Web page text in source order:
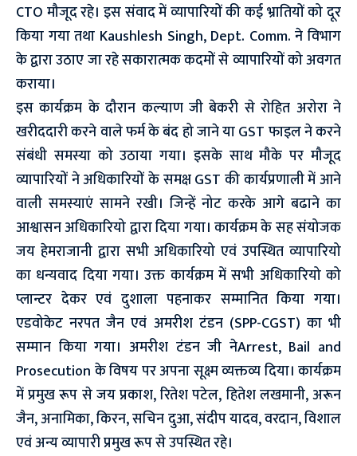
CTO मौजूद रहे। इस संवाद में व्यापारियों की कई भ्रातियों को दूर
किया गया तथा Kaushlesh Singh, Dept. Comm. ने विभाग
के द्वारा उठाए जा रहे सकारात्मक कदमों से व्यापारियों को अवगत
कराया।
इस कार्यक्रम के दौरान कल्याण जी बेकरी से रोहित अरोरा ने
खरीददारी करने वाले फर्म के बंद हो जाने या GST फाइल ने करने
संबंधी समस्या को उठाया गया। इसके साथ मौके पर मौजूद
व्यापारियों ने अधिकारियों के समक्ष GST की कार्यप्रणाली में आने
वाली समस्याएं सामने रखी। जिन्हें नोट करके आगे बढाने का
आश्वासन अधिकारियो द्वारा दिया गया। कार्यक्रम के सह संयोजक
जय हेमराजानी द्वारा सभी अधिकारियो एवं उपस्थित व्यापारियो
का धन्यवाद दिया गया। उक्त कार्यक्रम में सभी अधिकारियो को
प्लान्टर देकर एवं दुशाला पहनाकर सम्मानित किया गया।
एडवोकेट नरपत जैन एवं अमरीश टंडन (SPP-CGST) का भी
सम्मान किया गया। अमरीश टंडन जी नेArrest, Bail and
Prosecution के विषय पर अपना सूक्ष्म व्यक्तव्य दिया। कार्यक्रम
में प्रमुख रूप से जय प्रकाश, रितेश पटेल, हितेश लखमानी, अरून
जैन, अनामिका, किरन, सचिन दुआ, संदीप यादव, वरदान, विशाल
एवं अन्य व्यापारी प्रमुख रूप से उपस्थित रहे।